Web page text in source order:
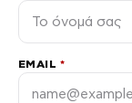
EMAIL *